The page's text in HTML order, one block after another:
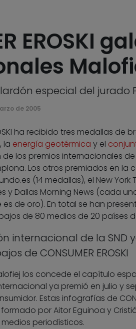
EROSKI
especial del jurado
de 2005
ha recibido tres medallas
, la energía geotérmica y el
de los premios internacionales
Los otros premiados en la
(14 medallas), el New
y Dallas Morning News (cada
es de oro). En total se han
de 80 medios de 20 países
internacional de la SND
de CONSUMER EROSKI
los concede el capítulo
ya premió en julio y
Estas infografías de
por Aitor Eguinoa y
periodísticos.